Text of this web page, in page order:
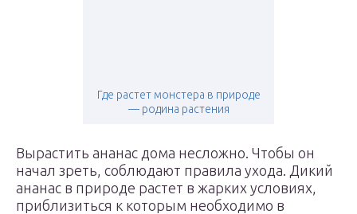
Где растет монстера в природе
— родина растения
Вырастить ананас дома несложно. Чтобы он
начал зреть, соблюдают правила ухода. Дикий
ананас в природе растет в жарких условиях,
приблизиться к которым необходимо в